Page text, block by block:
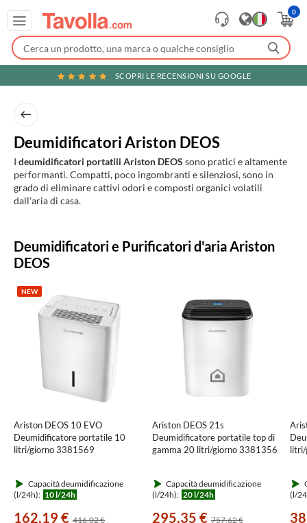
0
SCOPRI LE RECENSIONI SU GOOGLE
Deumidificatori Ariston DEOS
I deumidificatori portatili Ariston DEOS sono pratici e altamente
performanti. Compatti, poco ingombranti e silenziosi, sono in
grado di eliminare cattivi odori e composti organici volatili
dall'aria di casa.
in
Deumidificatori e Purificatori d'aria Ariston
DEOS
NEW
Ariston DEOS 10 EVO
Deumidificatore portatile 10
litri/giorno 3381569
Capacità deumidificazione
(l/24h): 10 l/24h
162,19 € 416,02 €
Ariston DEOS 21s
Deumidificatore portatile top di
gamma 20 litri/giorno 3381356
Capacità deumidificazione
(l/24h): 20 l/24h
295,35 € 757,62 €
(l/